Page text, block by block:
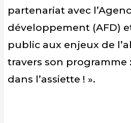
partenariat avec
développement (AFD)
public aux enjeux de
travers son programme
dans l’assiette ! ».